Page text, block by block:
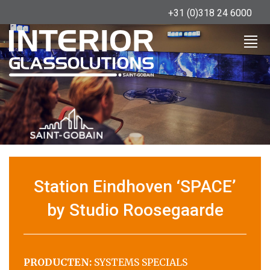
+31 (0)318 24 6000
Station Eindhoven ‘SPACE’
by Studio Roosegaarde
PRODUCTEN: SYSTEMS SPECIALS